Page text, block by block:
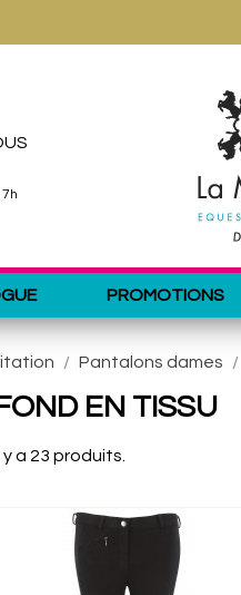
PROMOTIONS
Pantalons dames
FOND EN TISSU
y a 23 produits.